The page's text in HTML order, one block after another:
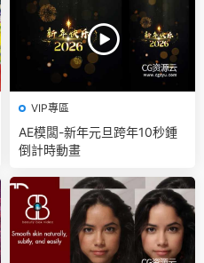
VIP專區
AE模闆-新年元旦跨年10秒鍾
倒計時動畫